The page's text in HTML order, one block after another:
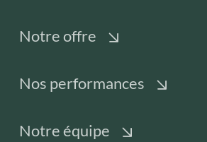
Notre offre
Nos performances
Notre équipe